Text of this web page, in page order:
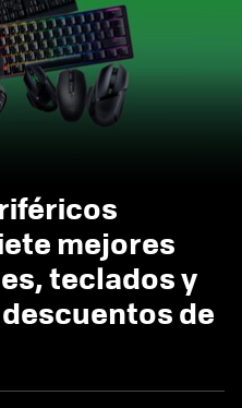
mejores
teclados y
de